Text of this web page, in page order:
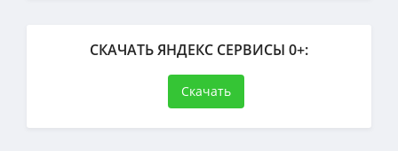
СКАЧАТЬ ЯНДЕКС СЕРВИСЫ 0+:
Скачать